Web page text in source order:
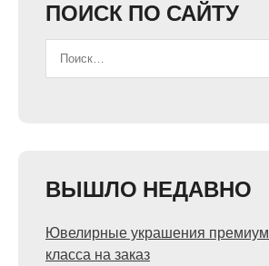
ПОИСК ПО САЙТУ
ВЫШЛО НЕДАВНО
Ювелирные украшения премиум
класса на заказ